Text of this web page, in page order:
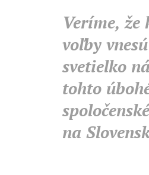
Veríme, že
voľby
svetielko
tohto
na